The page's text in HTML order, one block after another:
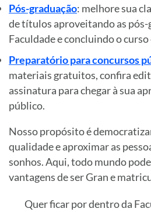
Pós-graduação: melhore sua
de títulos aproveitando as pós-
Faculdade e concluindo o curso
Preparatório para concursos
materiais gratuitos, confira
assinatura para chegar à sua
público.
Nosso propósito é
qualidade e aproximar as
sonhos. Aqui, todo mundo
vantagens de ser Gran e
Quer ficar por dentro da